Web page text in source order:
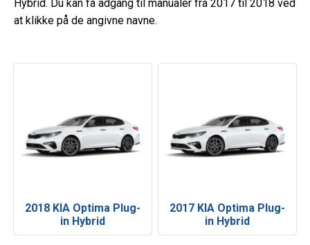
Hybrid. Du kan få adgang til manualer fra 2017 til 2018 ved
at klikke på de angivne navne.
2018 KIA Optima Plug-
in Hybrid
2017 KIA Optima Plug-
in Hybrid